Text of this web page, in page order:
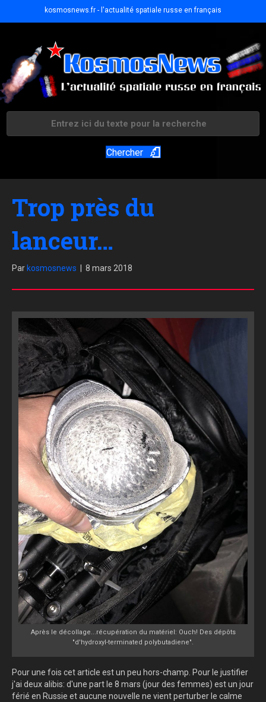
kosmosnews.fr - l'actualité spatiale russe en français
Chercher
Trop près du
lanceur…
Par kosmosnews 8 mars 2018
Après le décollage...récupération du matériel: Ouch! Des dépôts
"d'hydroxyl-terminated polybutadiene".
Pour une fois cet article est un peu hors-champ. Pour le justifier
j'ai deux alibis: d'une part le 8 mars (jour des femmes) est un jour
férié en Russie et aucune nouvelle ne vient perturber le calme